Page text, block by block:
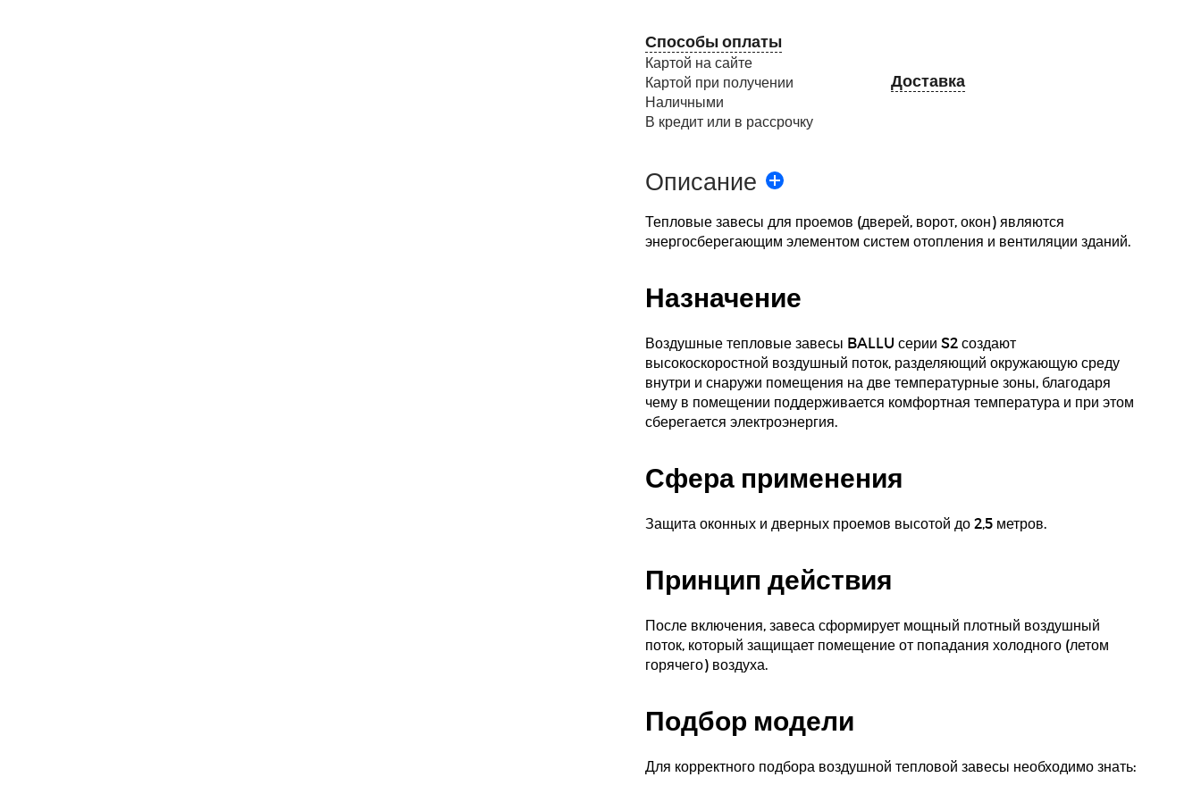
Способы оплаты
Картой на сайте
Картой при получении
Наличными
В кредит или в рассрочку
Доставка
Описание
Тепловые завесы для проемов (дверей, ворот, окон) являются
энергосберегающим элементом систем отопления и вентиляции зданий.
Назначение
Воздушные тепловые завесы BALLU серии S2 создают
высокоскоростной воздушный поток, разделяющий окружающую среду
внутри и снаружи помещения на две температурные зоны, благодаря
чему в помещении поддерживается комфортная температура и при этом
сберегается электроэнергия.
Сфера применения
Защита оконных и дверных проемов высотой до 2,5 метров.
Принцип действия
После включения, завеса сформирует мощный плотный воздушный
поток, который защищает помещение от попадания холодного (летом
горячего) воздуха.
Подбор модели
Для корректного подбора воздушной тепловой завесы необходимо знать: